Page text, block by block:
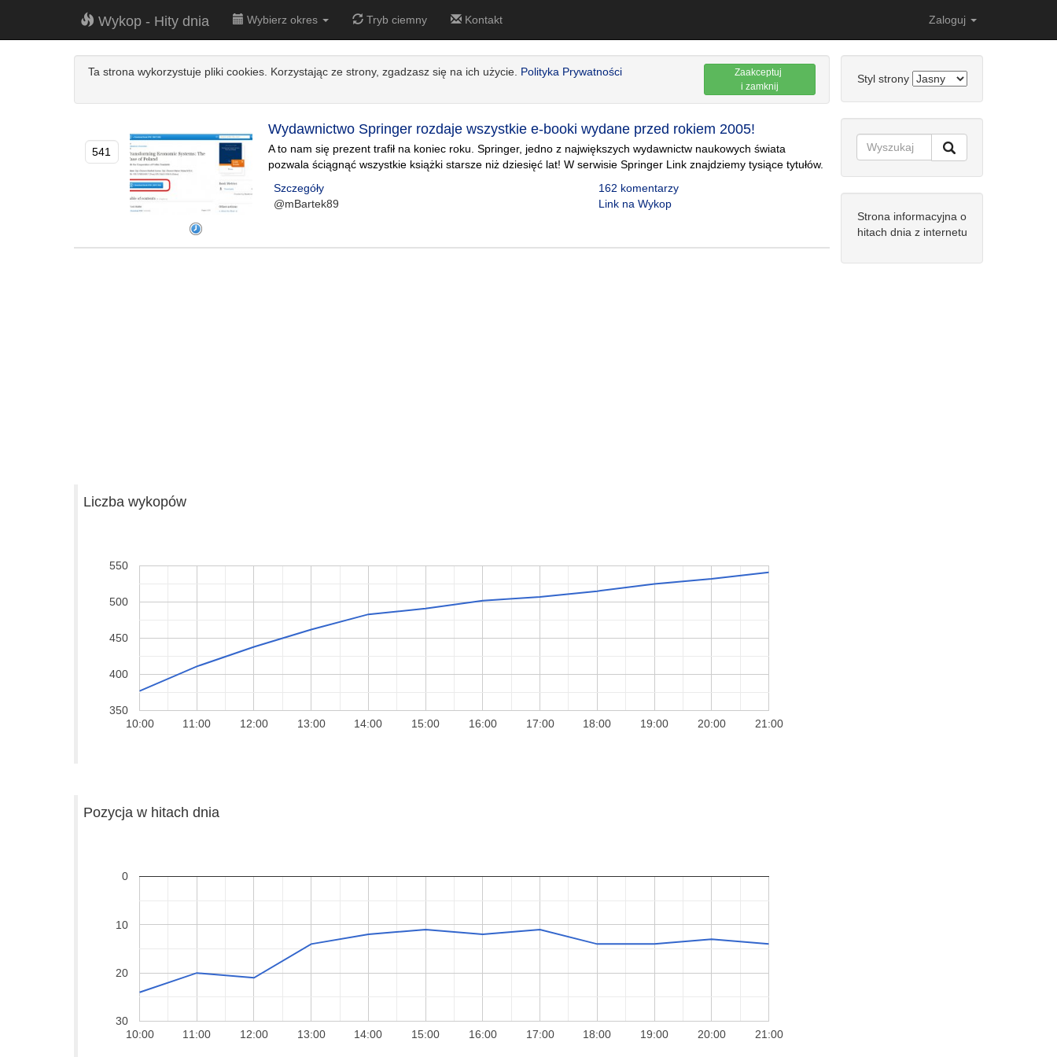
Wykop - Hity dnia Wybierz okres Tryb ciemny Kontakt Zaloguj
Ta strona wykorzystuje pliki cookies. Korzystając ze strony, zgadzasz się na ich użycie. Polityka Prywatności
Zaakceptuj
i zamknij
541
Wydawnictwo Springer rozdaje wszystkie e-booki wydane przed rokiem 2005!
A to nam się prezent trafił na koniec roku. Springer, jedno z największych wydawnictw naukowych świata
pozwala ściągnąć wszystkie książki starsze niż dziesięć lat! W serwisie Springer Link znajdziemy tysiące tytułów.
Szczegóły
@mBartek89
162 komentarzy
Link na Wykop
Liczba wykopów
10:00 11:00 12:00 13:00 14:00 15:00 16:00 17:00 18:00 19:00 20:00 21:00
350
400
450
500
550
Pozycja w hitach dnia
10:00 11:00 12:00 13:00 14:00 15:00 16:00 17:00 18:00 19:00 20:00 21:00
0
10
20
30
Styl strony
Strona informacyjna o
hitach dnia z internetu